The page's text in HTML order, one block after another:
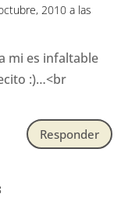
2010 a las
mi es infaltable
:)…<br
Responder